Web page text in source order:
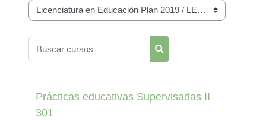
Categorías
Buscar cursos
Buscar cursos
Prácticas educativas Supervisadas II
301